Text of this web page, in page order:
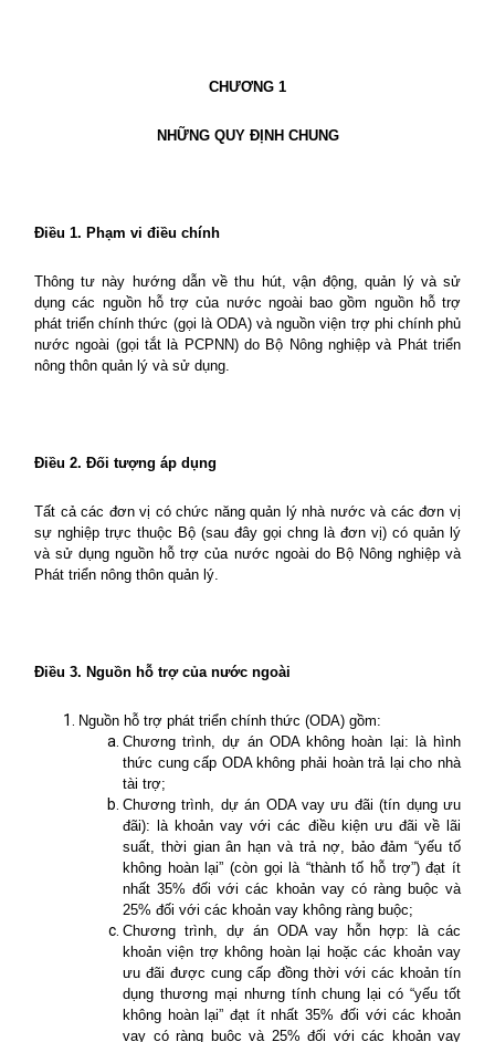
CHƯƠNG 1
NHỮNG QUY ĐỊNH CHUNG
Điều 1. Phạm vi điều chính
Thông tư này hướng dẫn về thu hút, vận động, quản lý và sử
dụng các nguồn hỗ trợ của nước ngoài bao gồm nguồn hỗ trợ
phát triển chính thức (gọi là ODA) và nguồn viện trợ phi chính phủ
nước ngoài (gọi tắt là PCPNN) do Bộ Nông nghiệp và Phát triển
nông thôn quản lý và sử dụng.
Điều 2. Đối tượng áp dụng
Tất cả các đơn vị có chức năng quản lý nhà nước và các đơn vị
sự nghiệp trực thuộc Bộ (sau đây gọi chng là đơn vị) có quản lý
và sử dụng nguồn hỗ trợ của nước ngoài do Bộ Nông nghiệp và
Phát triển nông thôn quản lý.
Điều 3. Nguồn hỗ trợ của nước ngoài
Nguồn hỗ trợ phát triển chính thức (ODA) gồm:
Chương trình, dự án ODA không hoàn lại: là hình
thức cung cấp ODA không phải hoàn trả lại cho nhà
tài trợ;
Chương trình, dự án ODA vay ưu đãi (tín dụng ưu
đãi): là khoản vay với các điều kiện ưu đãi về lãi
suất, thời gian ân hạn và trả nợ, bảo đảm “yếu tố
không hoàn lại” (còn gọi là “thành tố hỗ trợ”) đạt ít
nhất 35% đối với các khoản vay có ràng buộc và
25% đối với các khoản vay không ràng buộc;
Chương trình, dự án ODA vay hỗn hợp: là các
khoản viện trợ không hoàn lại hoặc các khoản vay
ưu đãi được cung cấp đồng thời với các khoản tín
dụng thương mại nhưng tính chung lại có “yếu tốt
không hoàn lại” đạt ít nhất 35% đối với các khoản
vay có ràng buộc và 25% đối với các khoản vay